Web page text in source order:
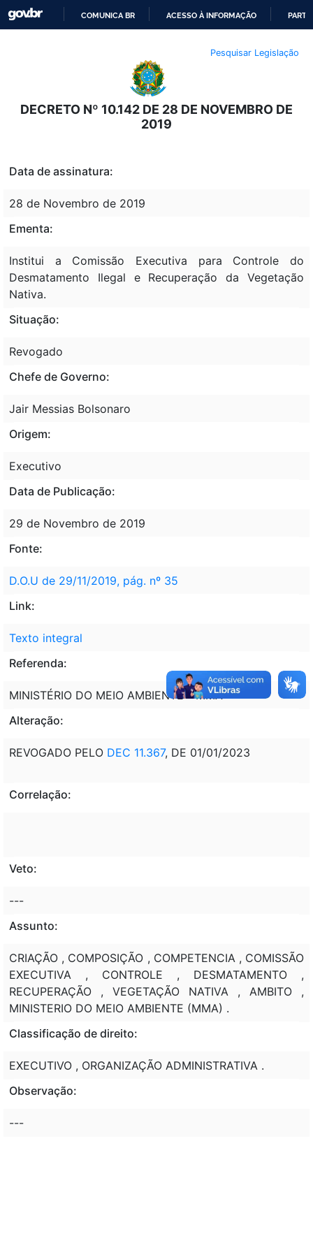
O
CONTEÚDO
COMUNICA BR ACESSO À INFORMAÇÃO
Pesquisar Legislação
DECRETO Nº 10.142 DE 28 DE NOVEMBRO DE
2019
Data de assinatura:
28 de Novembro de 2019
Ementa:
Institui a Comissão Executiva para Controle do
Desmatamento Ilegal e Recuperação da Vegetação
Nativa.
Situação:
Revogado
Chefe de Governo:
Jair Messias Bolsonaro
Origem:
Executivo
Data de Publicação:
29 de Novembro de 2019
Fonte:
D.O.U de 29/11/2019, pág. nº 35
Link:
Texto integral
Referenda:
MINISTÉRIO DO MEIO AMBIENTE - MMA
Alteração:
REVOGADO PELO DEC 11.367, DE 01/01/2023
Correlação:
Veto:
---
Assunto:
CRIAÇÃO , COMPOSIÇÃO , COMPETENCIA , COMISSÃO
EXECUTIVA , CONTROLE , DESMATAMENTO ,
RECUPERAÇÃO , VEGETAÇÃO NATIVA , AMBITO ,
MINISTERIO DO MEIO AMBIENTE (MMA) .
Classificação de direito:
EXECUTIVO , ORGANIZAÇÃO ADMINISTRATIVA .
Observação:
---